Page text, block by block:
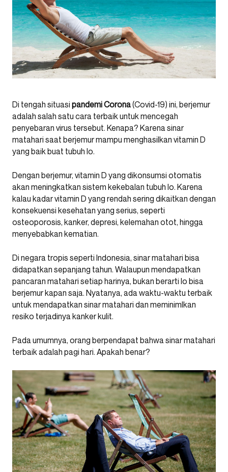
Di tengah situasi pandemi Corona(Covid-19) ini, berjemur
adalah salah satu cara terbaik untuk mencegah
penyebaran virus tersebut. Kenapa? Karena sinar
matahari saat berjemur mampu menghasilkan vitamin D
yang baik buat tubuh lo.
Dengan berjemur, vitamin D yang dikonsumsi otomatis
akan meningkatkan sistem kekebalan tubuh lo. Karena
kalau kadar vitamin D yang rendah sering dikaitkan dengan
konsekuensi kesehatan yang serius, seperti
osteoporosis, kanker, depresi, kelemahan otot, hingga
menyebabkan kematian.
Di negara tropis seperti Indonesia, sinar matahari bisa
didapatkan sepanjang tahun. Walaupun mendapatkan
pancaran matahari setiap harinya, bukan berarti lo bisa
berjemur kapan saja. Nyatanya, ada waktu-waktu terbaik
untuk mendapatkan sinar matahari dan meminimlkan
resiko terjadinya kanker kulit.
Pada umumnya, orang berpendapat bahwa sinar matahari
terbaik adalah pagi hari. Apakah benar?